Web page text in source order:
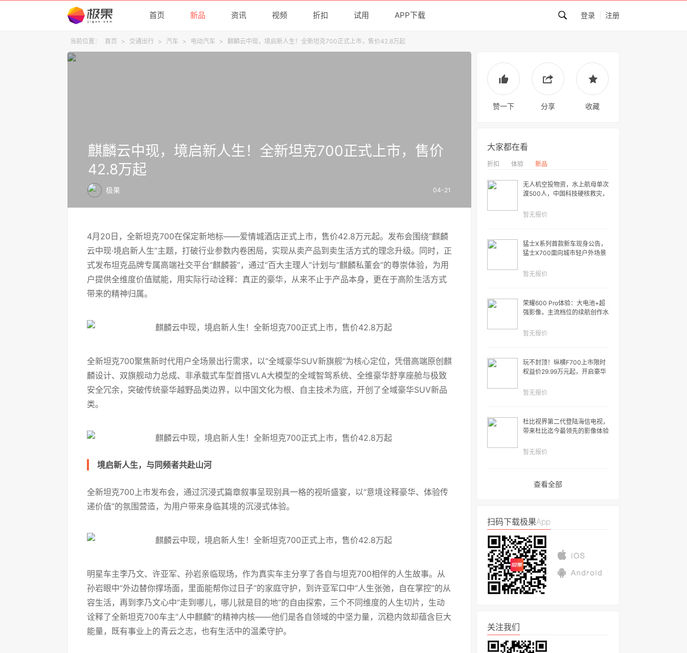
首页 新品 资讯 视频 折扣 试用 APP下载 登录 注册
当前位置： 首页 > 交通出行 > 汽车 > 电动汽车 > 麒麟云中现，境启新人生！全新坦克700正式上市，售价42.8万起
麒麟云中现，境启新人生！全新坦克700正式上市，售价
42.8万起
极果 04-21
4月20日，全新坦克700在保定新地标——爱情城酒店正式上市，售价42.8万元起。发布会围绕“麒麟
云中现·境启新人生”主题，打破行业参数内卷困局，实现从卖产品到卖生活方式的理念升级。同时，正
式发布坦克品牌专属高端社交平台“麒麟荟”，通过“百大主理人”计划与“麒麟私董会”的尊崇体验，为用
户提供全维度价值赋能，用实际行动诠释：真正的豪华，从来不止于产品本身，更在于高阶生活方式
带来的精神归属。
全新坦克700聚焦新时代用户全场景出行需求，以“全域豪华SUV新旗舰”为核心定位，凭借高端原创麒
麟设计、双旗舰动力总成、非承载式车型首搭VLA大模型的全域智驾系统、全维豪华舒享座舱与极致
安全冗余，突破传统豪华越野品类边界，以中国文化为根、自主技术为底，开创了全域豪华SUV新品
类。
境启新人生，与同频者共赴山河
全新坦克700上市发布会，通过沉浸式篇章叙事呈现别具一格的视听盛宴，以“意境诠释豪华、体验传
递价值”的氛围营造，为用户带来身临其境的沉浸式体验。
明星车主李乃文、许亚军、孙岩亲临现场，作为真实车主分享了各自与坦克700相伴的人生故事。从
孙岩眼中“外边替你撑场面，里面能帮你过日子”的家庭守护，到许亚军口中“人生张弛，自在掌控”的从
容生活，再到李乃文心中“走到哪儿，哪儿就是目的地”的自由探索，三个不同维度的人生切片，生动
诠释了全新坦克700车主“人中麒麟”的精神内核——他们是各自领域的中坚力量，沉稳内敛却蕴含巨大
能量，既有事业上的青云之志，也有生活中的温柔守护。
赞一下 分享 收藏
大家都在看
折扣 体验 新品
无人机空投物资，水上航母单次
渡500人，中国科技硬核救灾，
暂无报价
猛士X系列首款新车现身公告，
猛士X700面向城市轻户外场景
暂无报价
荣耀600 Pro体验：大电池+超
强影像，主流档位的续航创作水
暂无报价
玩不封顶！纵横F700上市限时
权益价29.99万元起，开启豪华
暂无报价
杜比视界第二代登陆海信电视，
带来杜比迄今最领先的影像体验
暂无报价
查看全部
扫码下载极果App
关注我们